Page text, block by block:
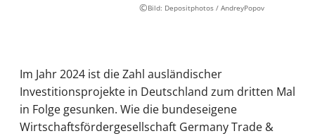
©Bild: Depositphotos / AndreyPopov
Im Jahr 2024 ist die Zahl ausländischer
Investitionsprojekte in Deutschland zum dritten Mal
in Folge gesunken. Wie die bundeseigene
Wirtschaftsfördergesellschaft Germany Trade &